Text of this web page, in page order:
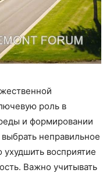
роль в
и формировании
неправильное
восприятие
Важно учитывать